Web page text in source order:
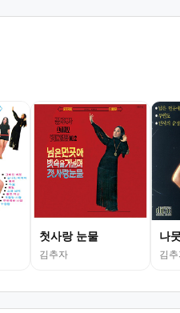
첫사랑 눈물
김추자
나
김